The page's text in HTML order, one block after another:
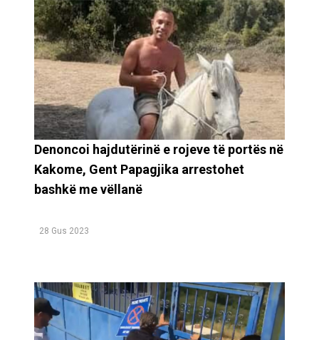
Denoncoi hajdutërinë e rojeve të portës në
Kakome, Gent Papagjika arrestohet
bashkë me vëllanë
28 Gus 2023